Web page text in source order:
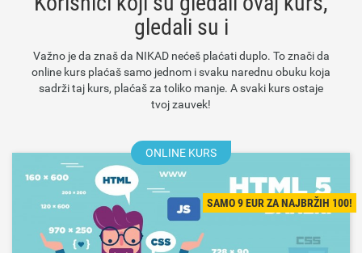
gledali su i
Važno je da znaš da NIKAD nećeš plaćati duplo. To znači da
online kurs plaćaš samo jednom i svaku narednu obuku koja
sadrži taj kurs, plaćaš za toliko manje. A svaki kurs ostaje
tvoj zauvek!
ONLINE KURS
SAMO 9 EUR ZA NAJBRŽIH 100!